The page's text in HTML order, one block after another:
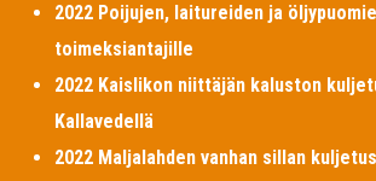
2022 Poijujen, laitureiden ja
toimeksiantajille
2022 Kaislikon niittäjän kaluston
Kallavedellä
2022 Maljalahden vanhan sillan